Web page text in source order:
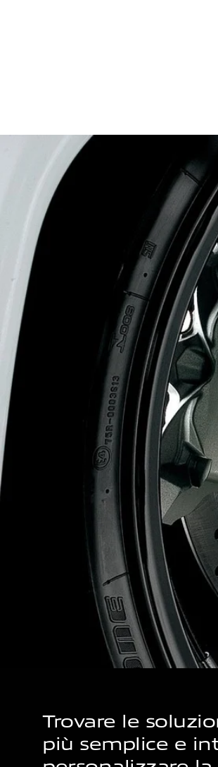
Trovare le
più semplice e